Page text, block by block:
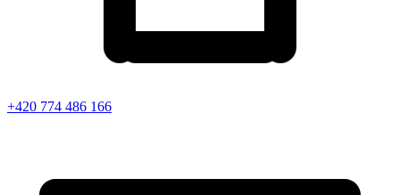
+420 774 486 166